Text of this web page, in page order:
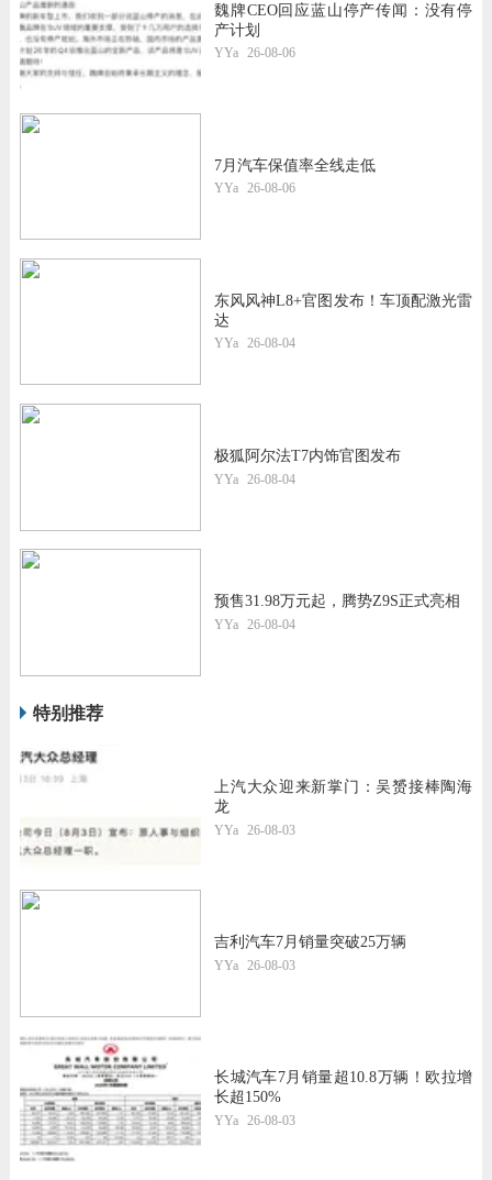
魏牌CEO回应蓝山停产传闻：没有停
产计划
YYa 26-08-06
7月汽车保值率全线走低
YYa 26-08-06
东风风神L8+官图发布！车顶配激光雷
达
YYa 26-08-04
极狐阿尔法T7内饰官图发布
YYa 26-08-04
预售31.98万元起，腾势Z9S正式亮相
YYa 26-08-04
特别推荐
上汽大众迎来新掌门：吴赟接棒陶海
龙
YYa 26-08-03
吉利汽车7月销量突破25万辆
YYa 26-08-03
长城汽车7月销量超10.8万辆！欧拉增
长超150%
YYa 26-08-03